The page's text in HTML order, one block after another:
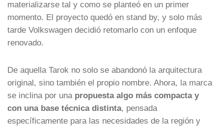
materializarse tal y como se planteó en un primer
momento. El proyecto quedó en stand by, y solo más
tarde Volkswagen decidió retomarlo con un enfoque
renovado.
De aquella Tarok no solo se abandonó la arquitectura
original, sino también el propio nombre. Ahora, la marca
se inclina por una propuesta algo más compacta y
con una base técnica distinta, pensada
específicamente para las necesidades de la región y